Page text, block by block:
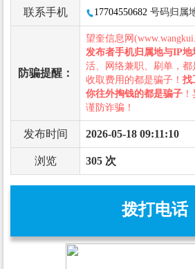
联系手机 17704550682 号码归属
防骗提醒：
望奎信息网
发布者手机归属地与IP地
活、网络兼职、刷单，
收取费用的都是骗子！ 找
你往外掏钱的都是骗子
谨防诈骗！
发布时间 2026-05-18 09:11:10
浏览 305 次
拨打电话